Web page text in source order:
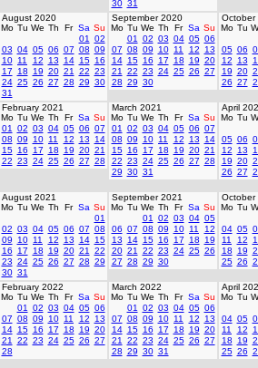
30 31
August 2020
Mo Tu We Th Fr Sa Su
01
02
03 04 05 06 07 08 09
10 11 12 13 14 15 16
17
18 19 20 21 22 23
24 25 26 27 28 29 30
31
September 2020
Mo Tu We Th Fr Sa Su
01
02 03 04 05 06
07 08 09 10 11 12
13
14 15 16 17 18 19 20
21
22 23 24 25 26 27
28 29 30
October
Mo Tu
05 06
12
13
19 20
26 27
February 2021
Mo Tu We Th Fr Sa Su
01
02 03 04 05 06 07
08 09 10 11 12 13
14
15 16 17 18 19 20 21
22 23 24 25 26 27 28
March 2021
Mo Tu We Th Fr Sa Su
01
02 03 04 05 06 07
08 09 10 11 12 13
14
15 16 17 18 19 20 21
22 23 24 25 26 27 28
29 30 31
April
Mo Tu
05 06
12
13
19 20
26 27
August 2021
Mo Tu We Th Fr Sa Su
01
02 03 04 05 06 07 08
09
10 11 12 13 14 15
16
17 18 19 20 21
22
23 24 25 26 27 28 29
30 31
September 2021
Mo Tu We Th Fr Sa Su
01
02 03 04 05
06 07 08 09 10 11
12
13
14 15 16 17 18
19
20 21 22 23 24 25 26
27 28 29 30
October
Mo Tu
04 05
11
12
18
19
25 26
February 2022
Mo Tu We Th Fr Sa Su
01
02 03 04 05 06
07 08 09 10 11 12
13
14 15 16 17 18 19 20
21
22 23 24 25 26 27
28
March 2022
Mo Tu We Th Fr Sa Su
01
02 03 04 05 06
07 08 09 10 11 12
13
14 15 16 17 18 19 20
21
22 23 24 25 26 27
28 29 30 31
April
Mo Tu
04 05
11
12
18
19
25 26